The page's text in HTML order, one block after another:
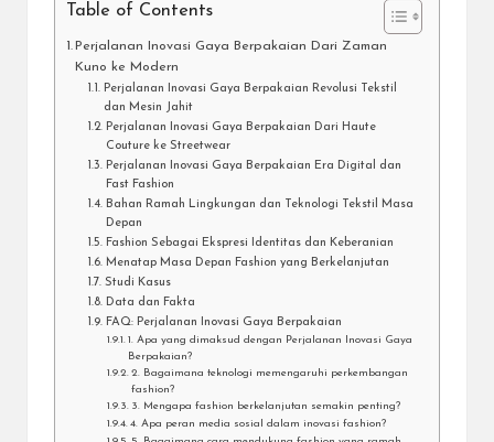
Table of Contents
Perjalanan Inovasi Gaya Berpakaian Dari Zaman
Kuno ke Modern
Perjalanan Inovasi Gaya Berpakaian Revolusi Tekstil
dan Mesin Jahit
Perjalanan Inovasi Gaya Berpakaian Dari Haute
Couture ke Streetwear
Perjalanan Inovasi Gaya Berpakaian Era Digital dan
Fast Fashion
Bahan Ramah Lingkungan dan Teknologi Tekstil Masa
Depan
Fashion Sebagai Ekspresi Identitas dan Keberanian
Menatap Masa Depan Fashion yang Berkelanjutan
Studi Kasus
Data dan Fakta
FAQ: Perjalanan Inovasi Gaya Berpakaian
1. Apa yang dimaksud dengan Perjalanan Inovasi Gaya
Berpakaian?
2. Bagaimana teknologi memengaruhi perkembangan
fashion?
3. Mengapa fashion berkelanjutan semakin penting?
4. Apa peran media sosial dalam inovasi fashion?